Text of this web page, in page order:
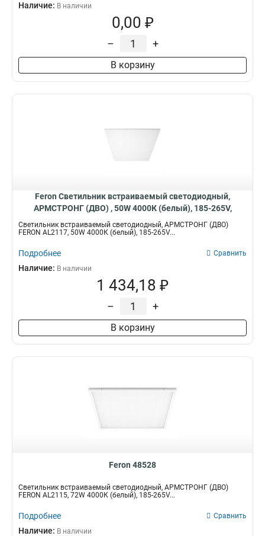
Наличие: В наличии
0,00 ₽
– +
В корзину
Feron Светильник встраиваемый светодиодный,
АРМСТРОНГ (ДВО) , 50W 4000К (белый), 185-265V,
4200Lm, IP40, угол рассеивания 120°, цвет белый, 51419
Светильник встраиваемый светодиодный, АРМСТРОНГ (ДВО)
FERON AL2117, 50W 4000К (белый), 185-265V...
Подробнее Сравнить
Наличие: В наличии
1 434,18 ₽
– +
В корзину
Feron 48528
Светильник встраиваемый светодиодный, АРМСТРОНГ (ДВО)
FERON AL2115, 72W 4000К (белый), 185-265V...
Подробнее Сравнить
Наличие: В наличии